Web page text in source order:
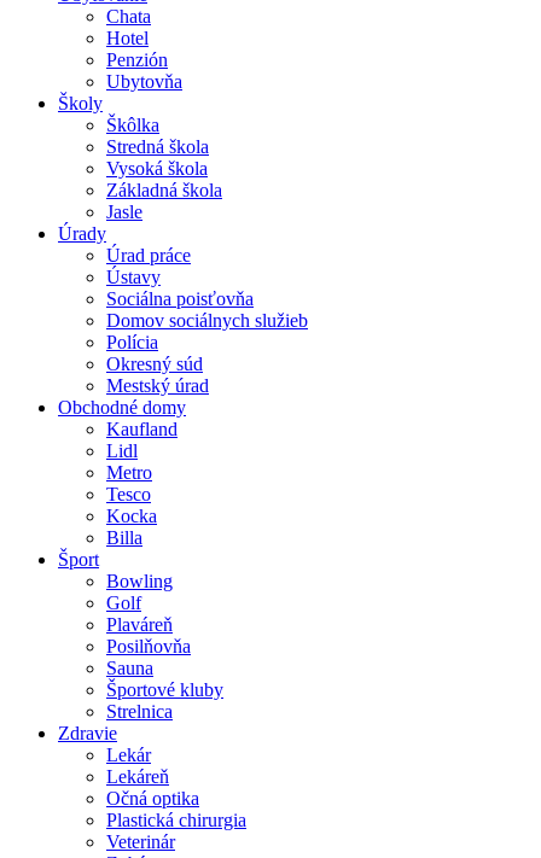
Chata
Hotel
Penzión
Ubytovňa
Školy
Škôlka
Stredná škola
Vysoká škola
Základná škola
Jasle
Úrady
Úrad práce
Ústavy
Sociálna poisťovňa
Domov sociálnych služieb
Polícia
Okresný súd
Mestský úrad
Obchodné domy
Kaufland
Lidl
Metro
Tesco
Kocka
Billa
Šport
Bowling
Golf
Plaváreň
Posilňovňa
Sauna
Športové kluby
Strelnica
Zdravie
Lekár
Lekáreň
Očná optika
Plastická chirurgia
Veterinár